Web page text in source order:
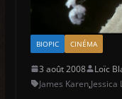
BIOPIC CINÉMA
3 août 2008
Loïc
James Karen,Jessica